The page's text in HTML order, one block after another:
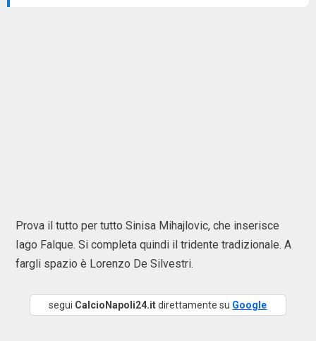
Prova il tutto per tutto Sinisa Mihajlovic, che inserisce
Iago Falque. Si completa quindi il tridente tradizionale. A
fargli spazio è Lorenzo De Silvestri.
segui CalcioNapoli24.itdirettamente su Google